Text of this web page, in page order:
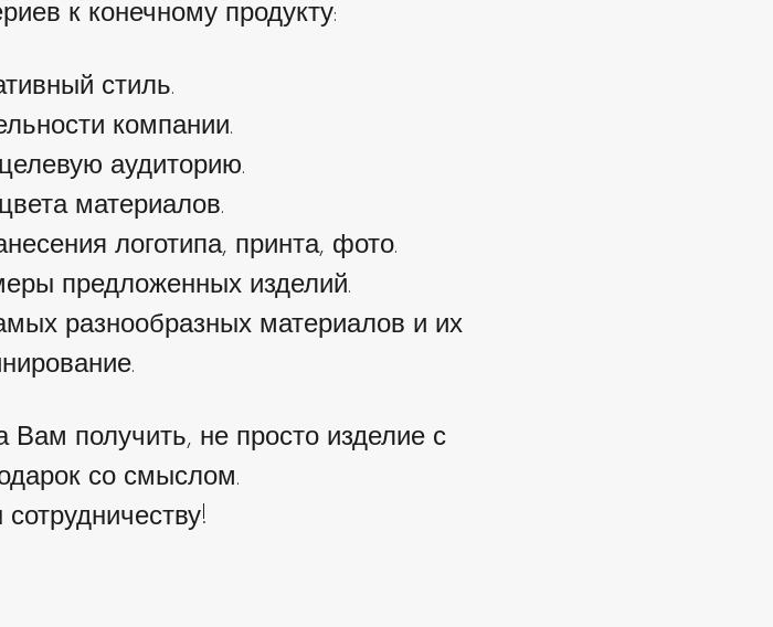
к конечному продукту:
стиль.
компании.
аудиторию.
материалов.
логотипа, принта, фото.
предложенных изделий.
разнообразных материалов и их
Вам получить, не просто изделие с
со смыслом.